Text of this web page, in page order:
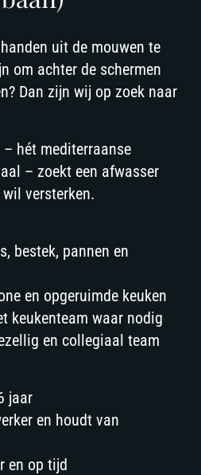
uit de mouwen te
om achter de schermen
Dan zijn wij op zoek naar
hét mediterraanse
– zoekt een afwasser
versterken.
bestek, pannen en
en opgeruimde keuken
keukenteam waar nodig
en collegiaal team
jaar
en houdt van
en op tijd